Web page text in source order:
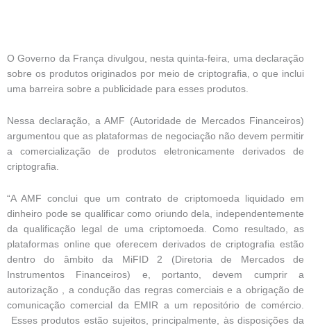
O Governo da França divulgou, nesta quinta-feira, uma declaração
sobre os produtos originados por meio de criptografia, o que inclui
uma barreira sobre a publicidade para esses produtos.
Nessa declaração, a AMF (Autoridade de Mercados Financeiros)
argumentou que as plataformas de negociação não devem permitir
a comercialização de produtos eletronicamente derivados de
criptografia.
“A AMF conclui que um contrato de criptomoeda liquidado em
dinheiro pode se qualificar como oriundo dela, independentemente
da qualificação legal de uma criptomoeda. Como resultado, as
plataformas online que oferecem derivados de criptografia estão
dentro do âmbito da MiFID 2 (Diretoria de Mercados de
Instrumentos Financeiros) e, portanto, devem cumprir a
autorização , a condução das regras comerciais e a obrigação de
comunicação comercial da EMIR a um repositório de comércio.
Esses produtos estão sujeitos, principalmente, às disposições da